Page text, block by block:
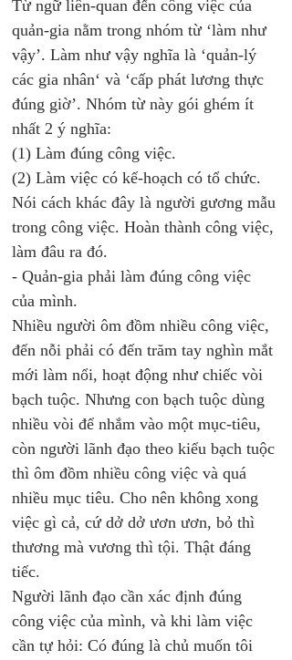
Từ ngữ liên-quan đến công việc của
quản-gia nằm trong nhóm từ ‘làm như
vậy’. Làm như vậy nghĩa là ‘quản-lý
các gia nhân‘ và ‘cấp phát lương thực
đúng giờ’. Nhóm từ này gói ghém ít
nhất 2 ý nghĩa:
(1) Làm đúng công việc.
(2) Làm việc có kế-hoạch có tổ chức.
Nói cách khác đây là người gương mẫu
trong công việc. Hoàn thành công việc,
làm đâu ra đó.
- Quản-gia phải làm đúng công việc
của mình.
Nhiều người ôm đồm nhiều công việc,
đến nỗi phải có đến trăm tay nghìn mắt
mới làm nổi, hoạt động như chiếc vòi
bạch tuộc. Nhưng con bạch tuộc dùng
nhiều vòi để nhắm vào một mục-tiêu,
còn người lãnh đạo theo kiểu bạch tuộc
thì ôm đồm nhiều công việc và quá
nhiều mục tiêu. Cho nên không xong
việc gì cả, cứ dở dở ươn ươn, bỏ thì
thương mà vương thì tội. Thật đáng
tiếc.
Người lãnh đạo cần xác định đúng
công việc của mình, và khi làm việc
cần tự hỏi: Có đúng là chủ muốn tôi